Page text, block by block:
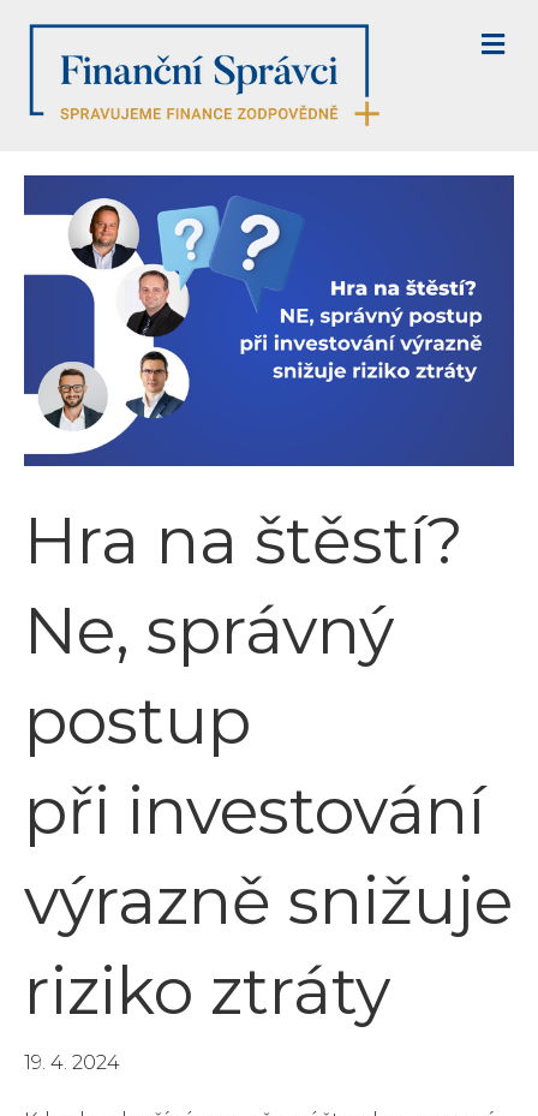
M
E
Hra na štěstí?
Ne, správný
postup
při investování
výrazně snižuje
riziko ztráty
19. 4. 2024